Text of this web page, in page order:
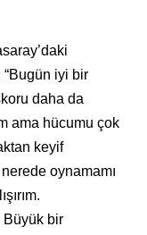
iyi bir
daha da
ama hücumu çok
keyif
oynamamı
Büyük bir